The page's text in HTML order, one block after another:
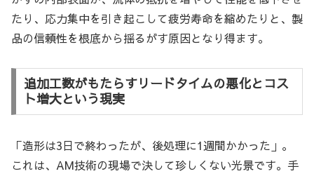
たり、応力集中を引き起こして疲労寿命を縮めたりと、製
品の信頼性を根底から揺るがす原因となり得ます。
追加工数がもたらすリードタイムの悪化とコス
ト増大という現実
「造形は3日で終わったが、後処理に1週間かかった」。
これは、AM技術の現場で決して珍しくない光景です。手